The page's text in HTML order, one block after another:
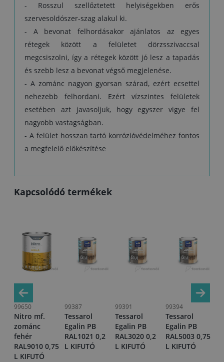
- Rosszul szellőztetett helyiségekben erős
szervesoldószer-szag alakul ki.
- A bevonat felhordásakor ajánlatos az egyes
rétegek között a felületet dörzsszivaccsal
megcsiszolni, így a rétegek között jó lesz a tapadás
és szebb lesz a bevonat végső megjelenése.
- A zománc nagyon gyorsan szárad, ezért ecsettel
nehezebb felhordani. Ezért vízszintes felületek
esetében azt javasoljuk, hogy egyszer vigye fel
nagyobb vastagságban.
- A felület hosszan tartó korrózióvédelméhez fontos
a megfelelő előkészítése
Kapcsolódó termékek
99650
Nitro mf.
zománc
fehér
RAL9010 0,75
L KIFUTÓ
99387
Tessarol
Egalin PB
RAL1021 0,2
L KIFUTÓ
99391
Tessarol
Egalin PB
RAL3020 0,2
L KIFUTÓ
99394
Tessarol
Egalin PB
RAL5003 0,75
L KIFUTÓ